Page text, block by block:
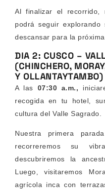
Al finalizar el recorrido,
podrá seguir
descansar para la
DIA 2: CUSCO –
(CHINCHERO,
Y
A las 07:30 a.m.,
recogida en tu hotel,
cultura del Valle Sagrado.
Nuestra primera
recorreremos su
descubriremos la
Luego, visitaremos
agrícola inca con